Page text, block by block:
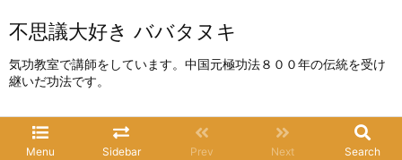
不思議大好き ババタヌキ
気功教室で講師をしています。中国元極功法８００年の伝統を受け
継いだ功法です。
Menu Sidebar Prev Next Search